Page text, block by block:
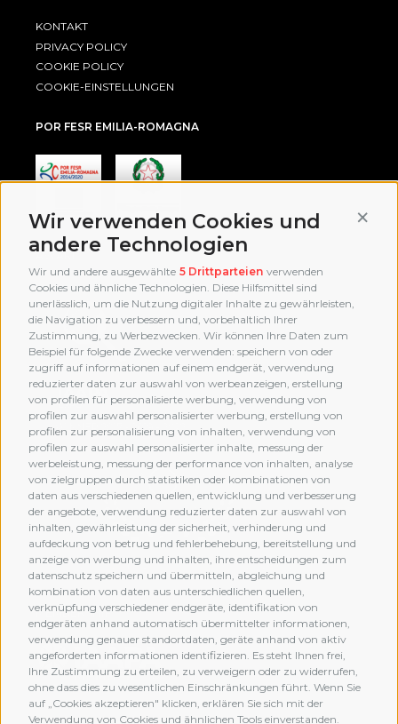
Wir verwenden Cookies und
andere Technologien
Wir und andere ausgewählte 5 Drittparteien verwenden
Cookies und ähnliche Technologien. Diese Hilfsmittel sind
unerlässlich, um die Nutzung digitaler Inhalte zu gewährleisten,
die Navigation zu verbessern und, vorbehaltlich Ihrer
Zustimmung, zu Werbezwecken. Wir können Ihre Daten zum
Beispiel für folgende Zwecke verwenden: speichern von oder
zugriff auf informationen auf einem endgerät, verwendung
reduzierter daten zur auswahl von werbeanzeigen, erstellung
von profilen für personalisierte werbung, verwendung von
profilen zur auswahl personalisierter werbung, erstellung von
profilen zur personalisierung von inhalten, verwendung von
profilen zur auswahl personalisierter inhalte, messung der
werbeleistung, messung der performance von inhalten, analyse
von zielgruppen durch statistiken oder kombinationen von
daten aus verschiedenen quellen, entwicklung und verbesserung
der angebote, verwendung reduzierter daten zur auswahl von
inhalten, gewährleistung der sicherheit, verhinderung und
aufdeckung von betrug und fehlerbehebung, bereitstellung und
anzeige von werbung und inhalten, ihre entscheidungen zum
datenschutz speichern und übermitteln, abgleichung und
kombination von daten aus unterschiedlichen quellen,
verknüpfung verschiedener endgeräte, identifikation von
endgeräten anhand automatisch übermittelter informationen,
verwendung genauer standortdaten, geräte anhand von aktiv
angeforderten informationen identifizieren. Es steht Ihnen frei,
Ihre Zustimmung zu erteilen, zu verweigern oder zu widerrufen,
ohne dass dies zu wesentlichen Einschränkungen führt. Wenn Sie
auf „Cookies akzeptieren" klicken, erklären Sie sich mit der
Verwendung von Cookies und ähnlichen Tools einverstanden.
KONTAKT
PRIVACY POLICY
COOKIE POLICY
COOKIE-EINSTELLUNGEN
POR FESR EMILIA-ROMAGNA
AWARD
MEMBERSHIP